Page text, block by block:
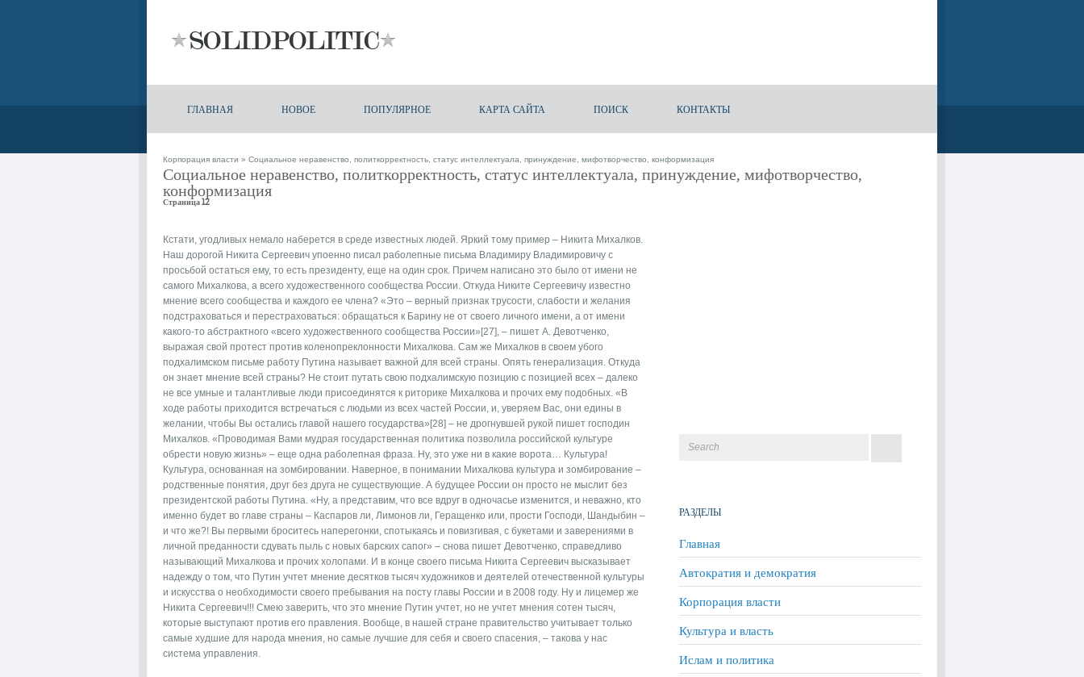
ГЛАВНАЯ НОВОЕ ПОПУЛЯРНОЕ КАРТА САЙТА ПОИСК КОНТАКТЫ
Корпорация власти » Социальное неравенство, политкорректность, статус интеллектуала, принуждение, мифотворчество, конформизация
Социальное неравенство, политкорректность, статус интеллектуала, принуждение, мифотворчество,
конформизация
Страница 12
Кстати, угодливых немало наберется в среде известных людей. Яркий тому пример – Никита Михалков.
Наш дорогой Никита Сергеевич упоенно писал раболепные письма Владимиру Владимировичу с
просьбой остаться ему, то есть президенту, еще на один срок. Причем написано это было от имени не
самого Михалкова, а всего художественного сообщества России. Откуда Никите Сергеевичу известно
мнение всего сообщества и каждого ее члена? «Это – верный признак трусости, слабости и желания
подстраховаться и перестраховаться: обращаться к Барину не от своего личного имени, а от имени
какого-то абстрактного «всего художественного сообщества России»[27], – пишет А. Девотченко,
выражая свой протест против коленопреклонности Михалкова. Сам же Михалков в своем убого
подхалимском письме работу Путина называет важной для всей страны. Опять генерализация. Откуда
он знает мнение всей страны? Не стоит путать свою подхалимскую позицию с позицией всех – далеко
не все умные и талантливые люди присоединятся к риторике Михалкова и прочих ему подобных. «В
ходе работы приходится встречаться с людьми из всех частей России, и, уверяем Вас, они едины в
желании, чтобы Вы остались главой нашего государства»[28] – не дрогнувшей рукой пишет господин
Михалков. «Проводимая Вами мудрая государственная политика позволила российской культуре
обрести новую жизнь» – еще одна раболепная фраза. Ну, это уже ни в какие ворота… Культура!
Культура, основанная на зомбировании. Наверное, в понимании Михалкова культура и зомбирование –
родственные понятия, друг без друга не существующие. А будущее России он просто не мыслит без
президентской работы Путина. «Ну, а представим, что все вдруг в одночасье изменится, и неважно, кто
именно будет во главе страны – Каспаров ли, Лимонов ли, Геращенко или, прости Господи, Шандыбин –
и что же?! Вы первыми броситесь наперегонки, спотыкаясь и повизгивая, с букетами и заверениями в
личной преданности сдувать пыль с новых барских сапог» – снова пишет Девотченко, справедливо
называющий Михалкова и прочих холопами. И в конце своего письма Никита Сергеевич высказывает
надежду о том, что Путин учтет мнение десятков тысяч художников и деятелей отечественной культуры
и искусства о необходимости своего пребывания на посту главы России и в 2008 году. Ну и лицемер же
Никита Сергеевич!!! Смею заверить, что это мнение Путин учтет, но не учтет мнения сотен тысяч,
которые выступают против его правления. Вообще, в нашей стране правительство учитывает только
самые худшие для народа мнения, но самые лучшие для себя и своего спасения, – такова у нас
система управления.
РАЗДЕЛЫ
Главная
Автократия и демократия
Корпорация власти
Культура и власть
Ислам и политика